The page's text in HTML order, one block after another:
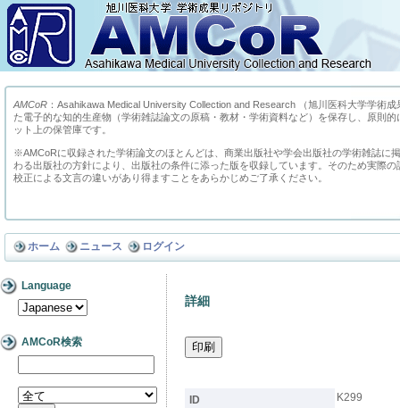
AMCoR ：Asahikawa Medical University Collection and Research （旭川医科大学学術
た電子的な知的生産物（学術雑誌論文の原稿・教材・学術資料など）を保存し、原則
ット上の保管庫です。
※AMCoRに収録された学術論文のほとんどは、商業出版社や学会出版社の学術雑誌に
わる出版社の方針により、出版社の条件に添った版を収録しています。そのため実際
校正による文言の違いがあり得ますことをあらかじめご了承ください。
ホーム ニュース ログイン
Language
AMCoR検索
詳細
ID K299